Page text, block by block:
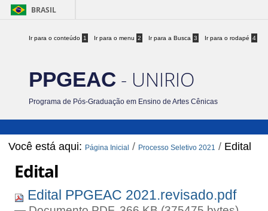
BRASIL
Ir para o conteúdo 1 Ir para o menu 2 Ir para a Busca 3 Ir para o rodapé 4
PPGEAC - UNIRIO
Programa de Pós-Graduação em Ensino de Artes Cênicas
Você está aqui: Página Inicial / Processo Seletivo 2021 / Edital
Edital
Edital PPGEAC 2021.revisado.pdf